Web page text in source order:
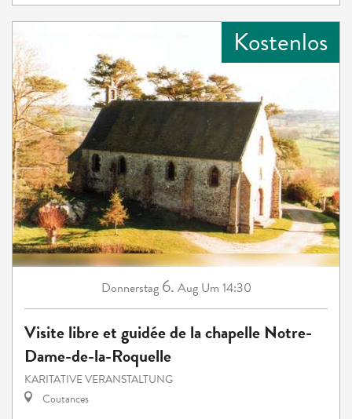
Kostenlos
Donnerstag 6. Aug Um 14:30
Visite libre et guidée de la chapelle Notre-
Dame-de-la-Roquelle
KARITATIVE VERANSTALTUNG
Coutances